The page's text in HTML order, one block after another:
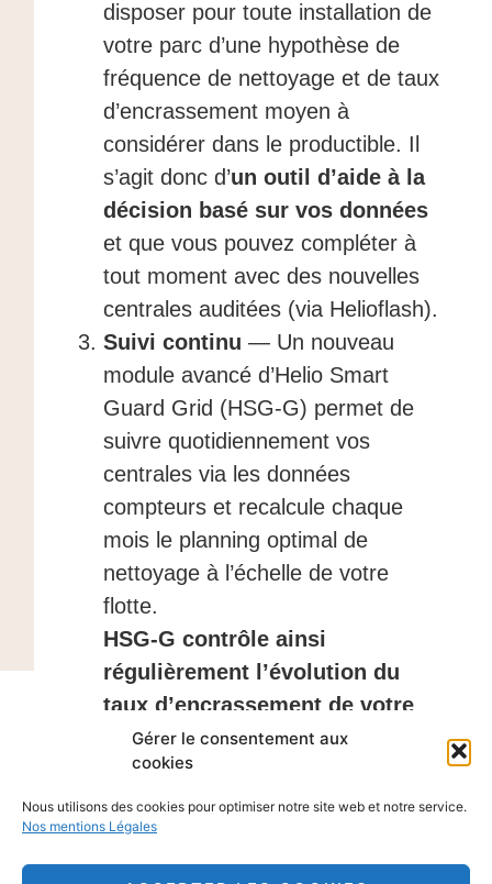
Gérer le consentement aux
cookies
Nous utilisons des cookies pour optimiser notre site web et notre service.
Nos mentions Légales
disposer pour toute installation de
votre parc d’une hypothèse de
fréquence de nettoyage et de taux
d’encrassement moyen à
considérer dans le productible. Il
s’agit donc d’un outil d’aide à la
décision basé sur vos données
et que vous pouvez compléter à
tout moment avec des nouvelles
centrales auditées (via Helioflash).
Suivi continu — Un nouveau
module avancé d’Helio Smart
Guard Grid (HSG-G) permet de
suivre quotidiennement vos
centrales via les données
compteurs et recalcule chaque
mois le planning optimal de
nettoyage à l’échelle de votre
flotte.
HSG-G contrôle ainsi
régulièrement l’évolution du
taux d’encrassement de votre
parc PV et affine le calendrier
optimisé de nettoyage
mesure qu’il accumule des
informations sur l’ensemble d’un
parc. Vous disposez ainsi à tout